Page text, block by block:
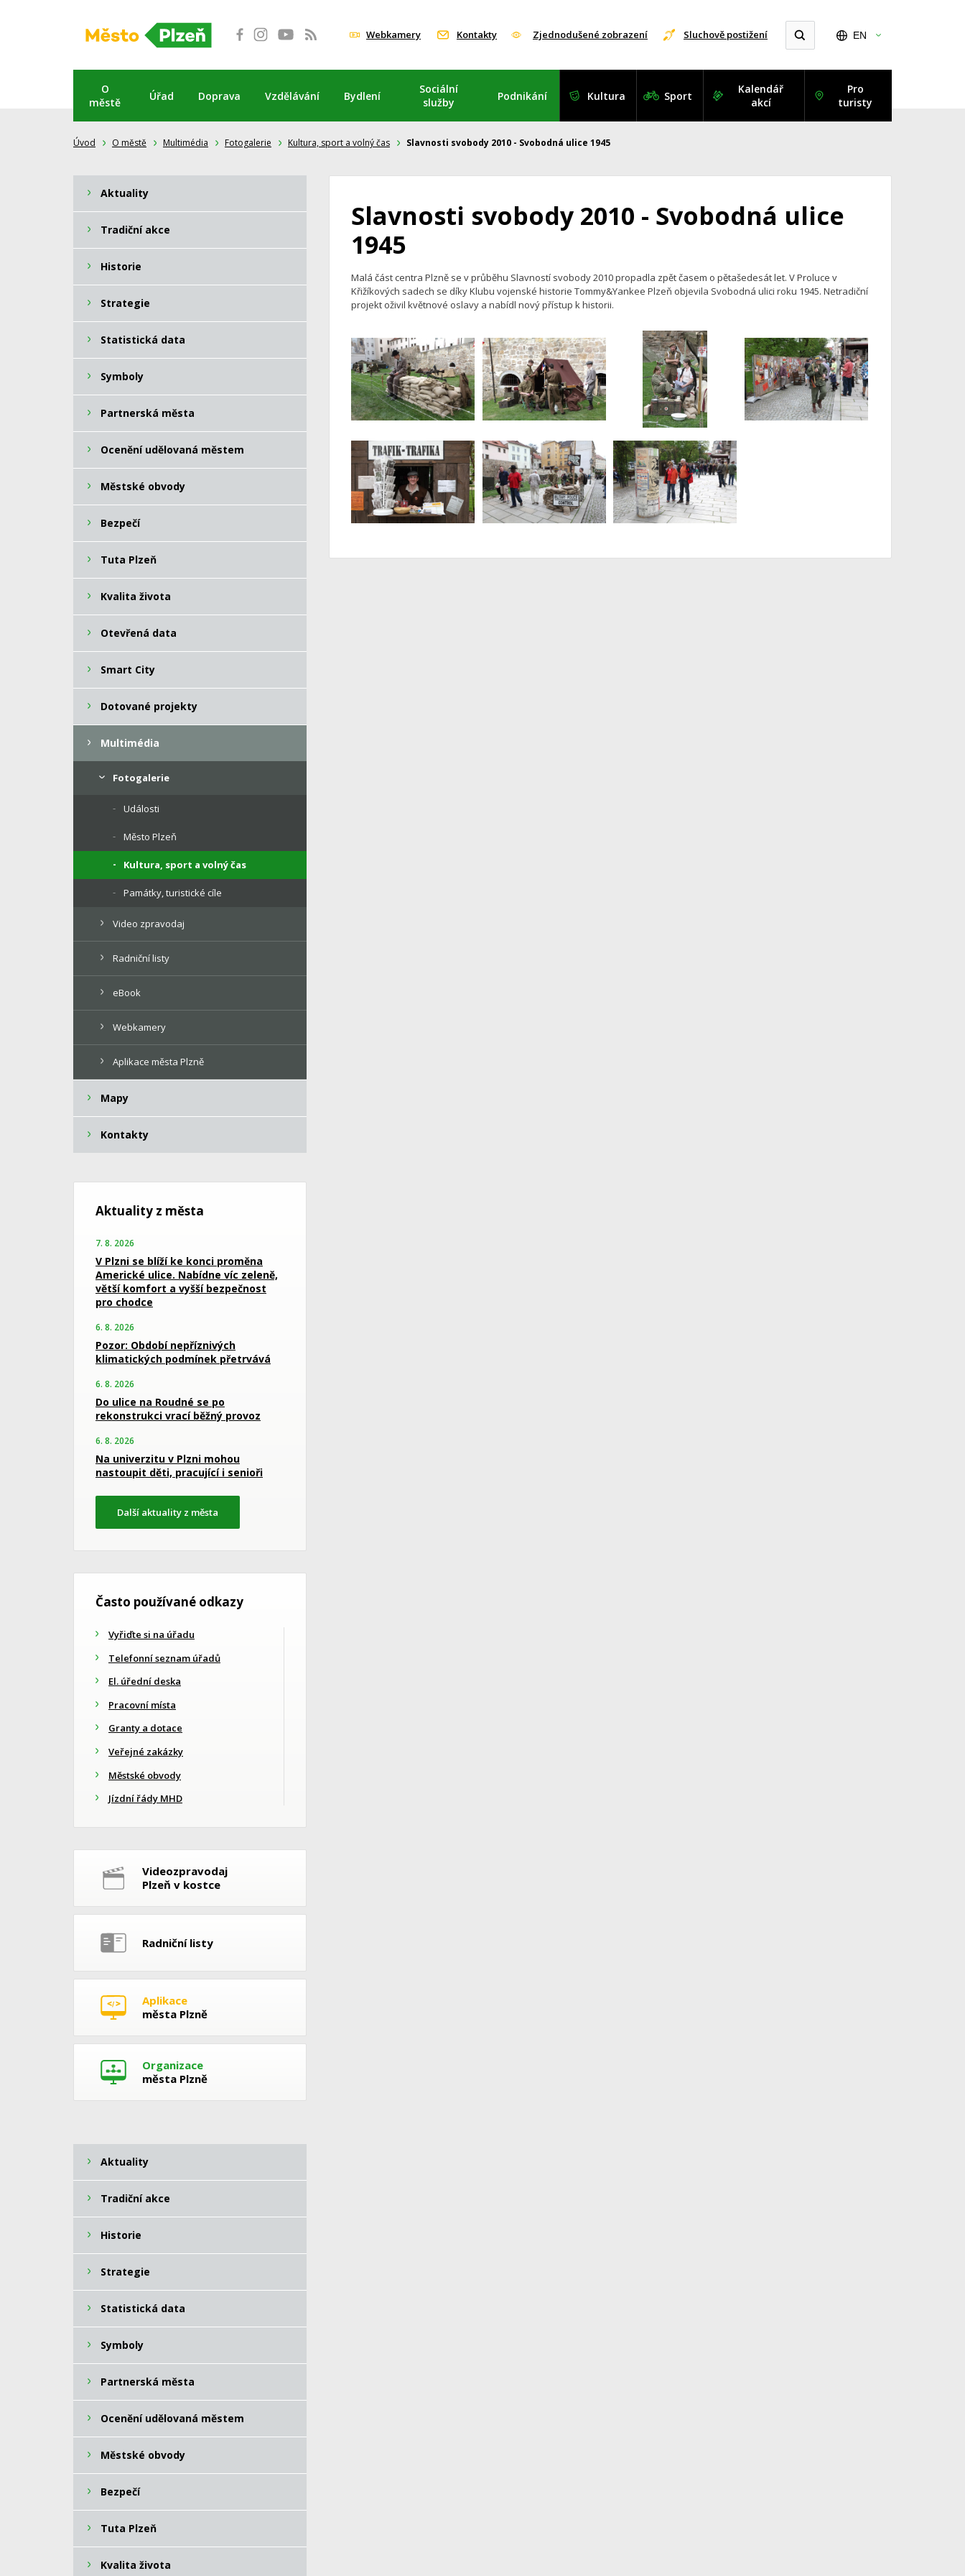
Webkamery Kontakty Zjednodušené zobrazení Sluchově postižení EN
O
městě
Úřad Doprava Vzdělávání Bydlení
Sociální
služby
Podnikání Kultura Sport
Kalendář
akcí
Pro
turisty
Úvod O městě Multimédia Fotogalerie Kultura, sport a volný čas Slavnosti svobody 2010 - Svobodná ulice 1945
Slavnosti svobody 2010 - Svobodná ulice
1945
Malá část centra Plzně se v průběhu Slavností svobody 2010 propadla zpět časem o pětašedesát let. V Proluce v
Křižíkových sadech se díky Klubu vojenské historie Tommy&Yankee Plzeň objevila Svobodná ulici roku 1945. Netradiční
projekt oživil květnové oslavy a nabídl nový přístup k historii.
Aktuality
Tradiční akce
Historie
Strategie
Statistická data
Symboly
Partnerská města
Ocenění udělovaná městem
Městské obvody
Bezpečí
Tuta Plzeň
Kvalita života
Otevřená data
Smart City
Dotované projekty
Multimédia
Fotogalerie
Události
Město Plzeň
Kultura, sport a volný čas
Památky, turistické cíle
Video zpravodaj
Radniční listy
eBook
Webkamery
Aplikace města Plzně
Mapy
Kontakty
Aktuality z města
7. 8. 2026
V Plzni se blíží ke konci proměna
Americké ulice. Nabídne víc zeleně,
větší komfort a vyšší bezpečnost
pro chodce
6. 8. 2026
Pozor: Období nepříznivých
klimatických podmínek přetrvává
6. 8. 2026
Do ulice na Roudné se po
rekonstrukci vrací běžný provoz
6. 8. 2026
Na univerzitu v Plzni mohou
nastoupit děti, pracující i senioři
Další aktuality z města
Často používané odkazy
Vyřiďte si na úřadu
Telefonní seznam úřadů
El. úřední deska
Pracovní místa
Granty a dotace
Veřejné zakázky
Městské obvody
Jízdní řády MHD
Videozpravodaj
Plzeň v kostce
Radniční listy
Aplikace
města Plzně
Organizace
města Plzně
Aktuality
Tradiční akce
Historie
Strategie
Statistická data
Symboly
Partnerská města
Ocenění udělovaná městem
Městské obvody
Bezpečí
Tuta Plzeň
Kvalita života